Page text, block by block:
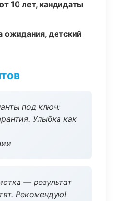
10 лет, кандидаты
ожидания, детский
под ключ:
Улыбка как
— результат
Рекомендую!